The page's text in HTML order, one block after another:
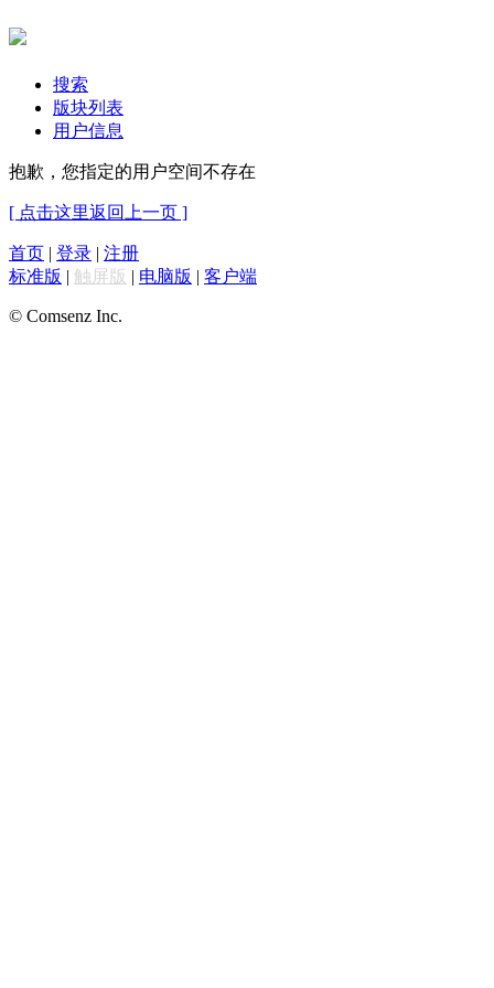
搜索
版块列表
用户信息
抱歉，您指定的用户空间不存在
[ 点击这里返回上一页 ]
首页 | 登录 | 注册
标准版 | 触屏版 | 电脑版 | 客户端
© Comsenz Inc.